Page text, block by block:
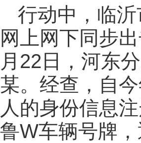
行动中，临
网上网下同步
月22日，河东
某。经查，自
人的身份信息
鲁W车辆号牌